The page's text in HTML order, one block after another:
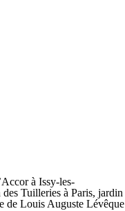
à Issy-les-
Tuilleries à Paris, jardin
de Louis Auguste Lévêque